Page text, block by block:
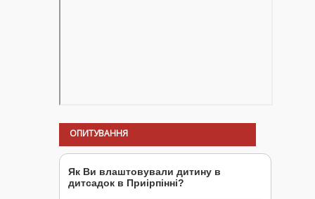
ОПИТУВАННЯ
Як Ви влаштовували дитину в
дитсадок в Приірпінні?